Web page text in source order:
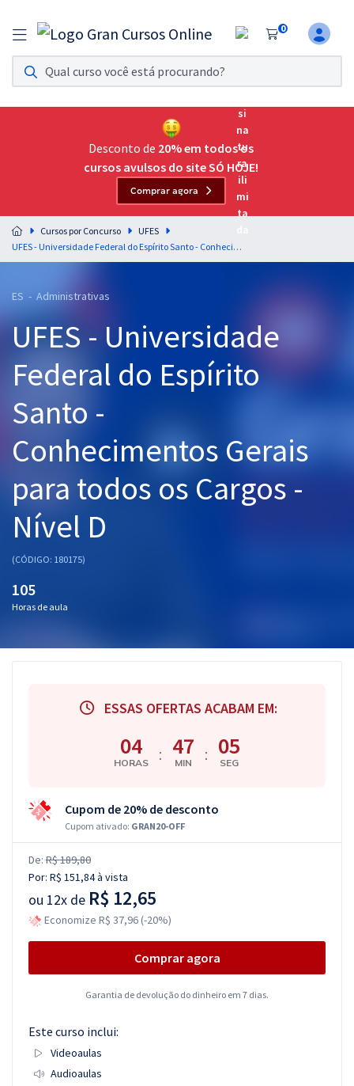
0
Assinatura Ilimitada 11
Acesso a todos os cursos. Teste grátis por 7 dias!
Assinatura OAB Até Passar
Acesso ilimitado a toda preparação para o Exame da
Residências Multiprofissionais
Preparação completa e intensiva para as principais
residências em saúde do Brasil
Cursos 20% OFF
Pós
Graduação
OAB
Questões grátis
Aprovados
Desconto de 20% em todos os
cursos avulsos do site SÓ HOJE!
Comprar agora
Cursos por Concurso
UFES
UFES - Universidade Federal do Espírito Santo - Conhecimentos Gerais para todos os Cargos - Nível D
ES - Administrativas
UFES - Universidade
Federal do Espírito
Santo -
Conhecimentos Gerais
para todos os Cargos -
Nível D
(CÓDIGO: 180175)
105
Horas de aula
ESSAS OFERTAS ACABAM EM:
04
HORAS : 47
MIN : 04
SEG
Cupom de 20% de desconto
Cupom ativado: GRAN20-OFF
De: R$ 189,80
Por: R$ 151,84à vista
ou 12x de R$ 12,65
Economize R$ 37,96 (-20%)
Comprar agora
Garantia de devolução do dinheiro em 7 dias.
Este curso inclui:
Videoaulas
Audioaulas